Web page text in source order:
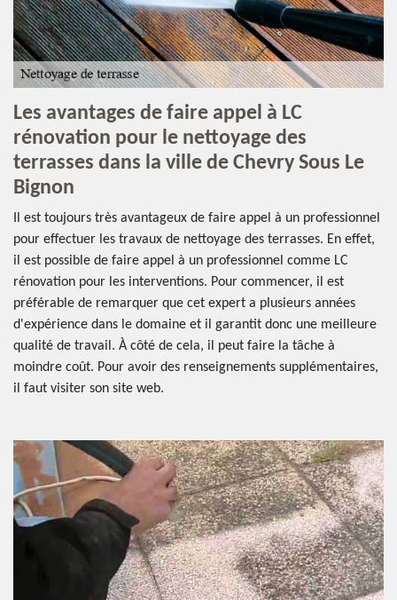
Les avantages de faire appel à LC
rénovation pour le nettoyage des
terrasses dans la ville de Chevry Sous Le
Bignon
Il est toujours très avantageux de faire appel à un professionnel
pour effectuer les travaux de nettoyage des terrasses. En effet,
il est possible de faire appel à un professionnel comme LC
rénovation pour les interventions. Pour commencer, il est
préférable de remarquer que cet expert a plusieurs années
d'expérience dans le domaine et il garantit donc une meilleure
qualité de travail. À côté de cela, il peut faire la tâche à
moindre coût. Pour avoir des renseignements supplémentaires,
il faut visiter son site web.